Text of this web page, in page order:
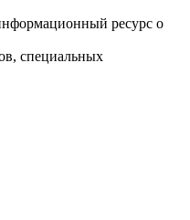
ресурс о
специальных